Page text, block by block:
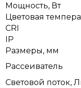
Мощность, Вт
Цветовая
CRI
IP
Размеры, мм
Рассеиватель
Световой поток,